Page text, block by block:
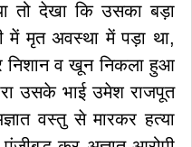
तो देखा कि उसका बड़ा
में मृत अवस्था में पड़ा था,
निशान व खून निकला हुआ
उसके भाई उमेश राजपूत
वस्तु से मारकर हत्या